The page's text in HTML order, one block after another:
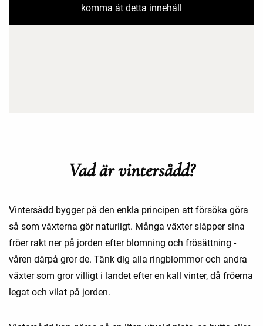
komma åt detta innehåll
Vad är vintersådd?
Vintersådd bygger på den enkla principen att försöka göra
så som växterna gör naturligt. Många växter släpper sina
fröer rakt ner på jorden efter blomning och frösättning -
våren därpå gror de. Tänk dig alla ringblommor och andra
växter som gror villigt i landet efter en kall vinter, då fröerna
legat och vilat på jorden.